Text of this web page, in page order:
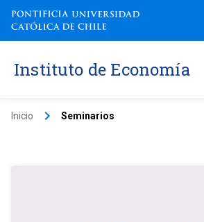
Instituto de Economía
Inicio keyboard_arrow_right Seminarios